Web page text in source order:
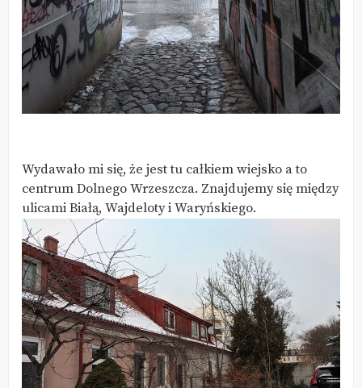
Wydawało mi się, że jest tu całkiem wiejsko a to
centrum Dolnego Wrzeszcza. Znajdujemy się między
ulicami Białą, Wajdeloty i Waryńskiego.